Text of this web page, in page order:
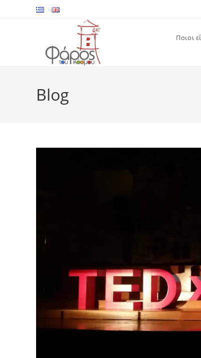
Ποιοι
Blog